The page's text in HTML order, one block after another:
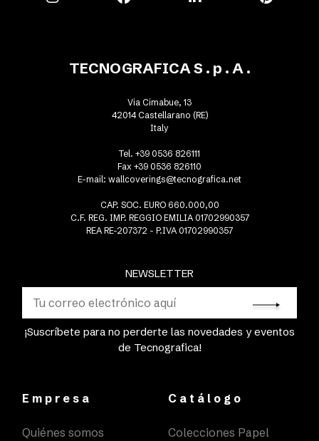
NEWSLETTER
¡Suscríbete para no perderte las novedades y eventos
de Tecnografica!
TECNOGRAFICA S . p . A .
Via Cimabue, 13
42014 Castellarano (RE)
Italy
Tel. +39 0536 826111
Fax +39 0536 826110
E-mail: wallcoverings@tecnografica.net
CAP. SOC. EURO 660.000,00
C.F. REG. IMP. REGGIO EMILIA 01702990357
REA RE-207372 - P.IVA 01702990357
Empresa
Quiénes somos
Catálogo
Colecciones Papel